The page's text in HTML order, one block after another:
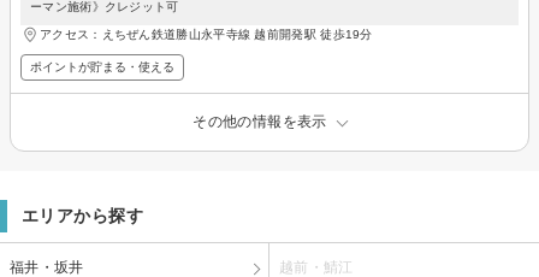
ーマン施術》クレジット可
アクセス：えちぜん鉄道勝山永平寺線 越前開発駅 徒歩19分
ポイントが貯まる・使える
その他の情報を表示
エリアから探す
福井・坂井 越前・鯖江